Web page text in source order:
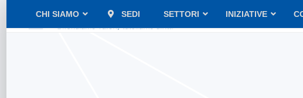
CHI SIAMO SEDI SETTORI INIZIATIVE